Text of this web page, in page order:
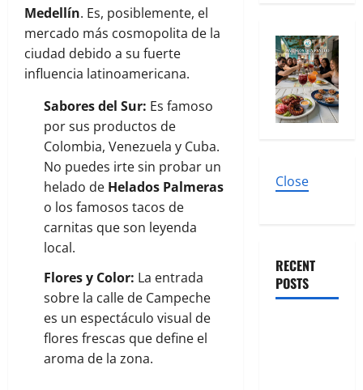
Medellín. Es, posiblemente, el
mercado más cosmopolita de la
ciudad debido a su fuerte
influencia latinoamericana.
Sabores del Sur: Es famoso
por sus productos de
Colombia, Venezuela y Cuba.
No puedes irte sin probar un
helado de Helados Palmeras
o los famosos tacos de
carnitas que son leyenda
local.
Flores y Color: La entrada
sobre la calle de Campeche
es un espectáculo visual de
flores frescas que define el
aroma de la zona.
Close
RECENT
POSTS